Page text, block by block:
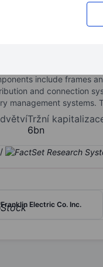
automotive
include frames
and connection
management systems.
Tržní
6bn
/
Franklin Electric Co. Inc.